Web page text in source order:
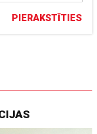
PIERAKSTĪTIES